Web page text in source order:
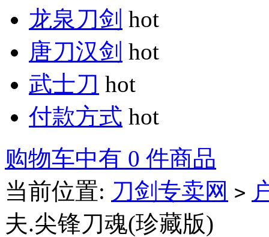
龙泉刀剑 hot
唐刀汉剑 hot
武士刀 hot
付款方式 hot
购物车中有 0 件商品
当前位置: 刀剑专卖网 >
夫.尖锋刀魂(珍藏版)